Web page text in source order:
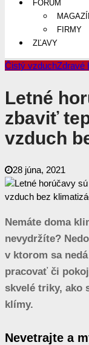
FÓRUM
FIRMY
ZĽAVY
Čistý vzduchZdravé
Letné
zbaviť
vzduch
28 júna, 2021
Nemáte doma
nevydržíte?
v ktorom sa
pracovať či
skvelé triky, ako
klímy.
Nevetrajte a